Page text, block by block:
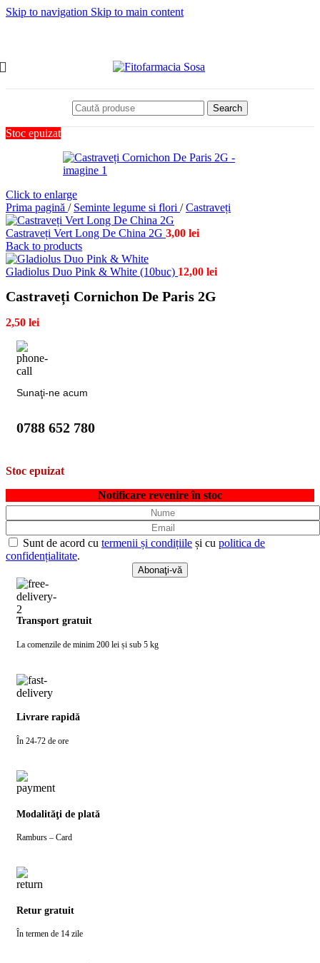
Skip to navigation Skip to main content
Search
Stoc epuizat
Click to enlarge
Prima pagină / Seminte legume si flori / Castraveți
Castraveți Vert Long De China 2G 3,00 lei
Back to products
Gladiolus Duo Pink & White (10buc) 12,00 lei
Castraveți Cornichon De Paris 2G
2,50 lei
Sunaţi-ne acum
0788 652 780
Stoc epuizat
Notificare revenire în stoc
Sunt de acord cu termenii și condițiile și cu politica de
confidențialitate.
Transport gratuit
La comenzile de minim 200 lei și sub 5 kg
Livrare rapidă
În 24-72 de ore
Modalităţi de plată
Ramburs – Card
Retur gratuit
În termen de 14 zile